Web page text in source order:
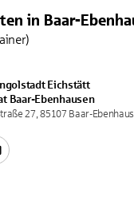
in Baar-
Eichstätt
Baar-Ebenhausen
27, 85107 Baar-